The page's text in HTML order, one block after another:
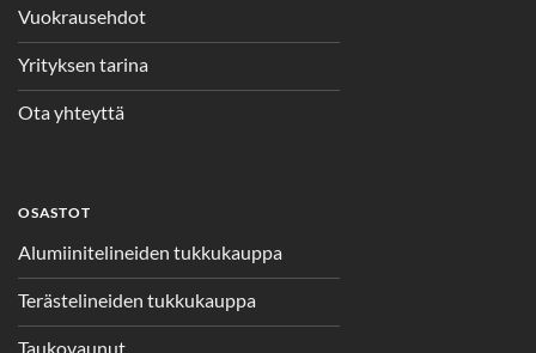
Vuokrausehdot
Yrityksen tarina
Ota yhteyttä
OSASTOT
Alumiinitelineiden tukkukauppa
Terästelineiden tukkukauppa
Taukovaunut